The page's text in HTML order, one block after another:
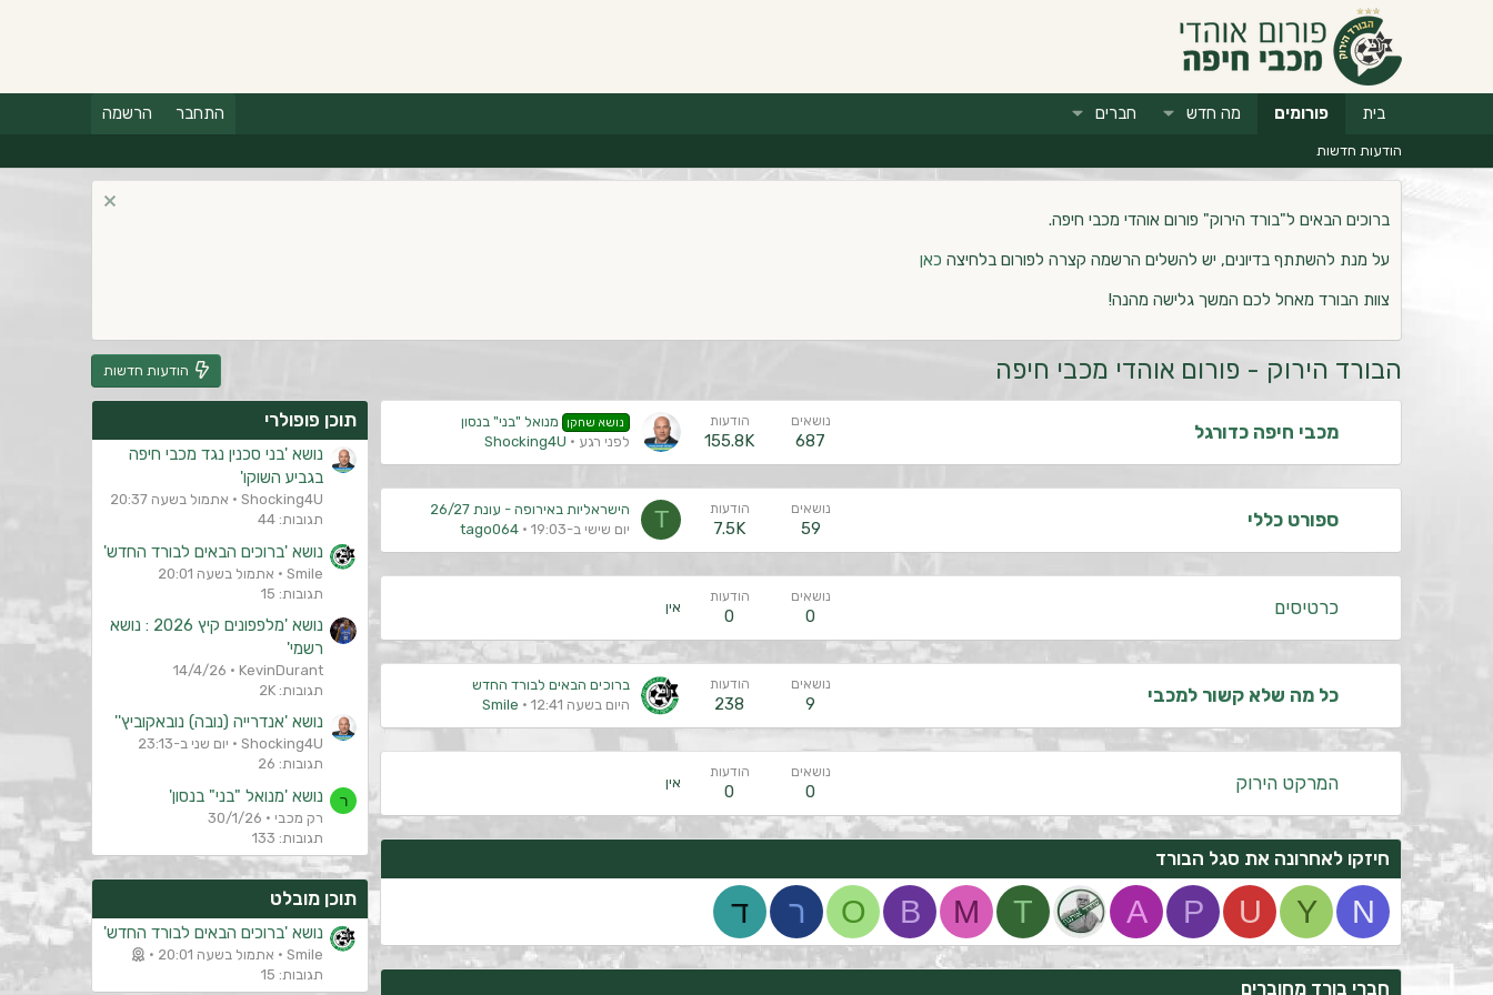
בית פורומים מה חדש חברים התחבר הרשמה
הודעות חדשות
ברוכים הבאים ל"בורד הירוק" פורום אוהדי מכבי חיפה.
על מנת להשתתף בדיונים, יש להשלים הרשמה קצרה לפורום בלחיצה כאן
צוות הבורד מאחל לכם המשך גלישה מהנה!
הבורד הירוק - פורום אוהדי מכבי חיפה הודעות חדשות
מכבי חיפה כדורגל נושאים
687
הודעות
155.8K
נושא שחקן
מנואל "בני" בנסון
לפני רגע
Shocking4U
ספורט כללי נושאים
59
הודעות
7.5K
T
הישראליות באירופה - עונת 26/27
יום שישי ב-19:03
tago064
כרטיסים נושאים
0
הודעות
0 אין
כל מה שלא קשור למכבי נושאים
9
הודעות
238
ברוכים הבאים לבורד החדש
היום בשעה 12:41
Smile
המרקט הירוק נושאים
0
הודעות
0 אין
חיזקו לאחרונה את סגל הבורד
N
Y
U
P
A
T
M
B
O ר ד
חברי בורד מחוברים
תוכן פופולרי
נושא 'בני סכנין נגד מכבי חיפה
בגביע השוקו'
Shocking4U
אתמול בשעה 20:37
תגובות: 44
נושא 'ברוכים הבאים לבורד החדש'
Smile
אתמול בשעה 20:01
תגובות: 15
נושא 'מלפפונים קיץ 2026 : נושא
רשמי'
KevinDurant
14/4/26
תגובות: 2K
נושא 'אנדרייה (נובה) נובאקוביץ''
Shocking4U
יום שני ב-23:13
תגובות: 26
ר נושא 'מנואל "בני" בנסון'
רק מכבי
30/1/26
תגובות: 133
תוכן מובלט
נושא 'ברוכים הבאים לבורד החדש'
Smile
אתמול בשעה 20:01
תגובות: 15